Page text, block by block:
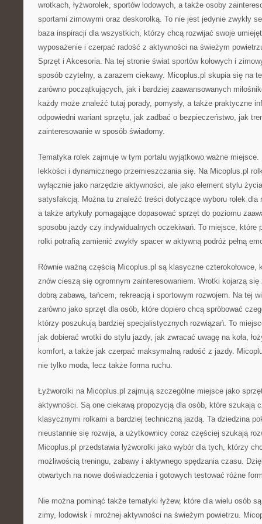
wrotkach, łyżworolek, sportów lodowych, a także osoby
sportami zimowymi oraz deskorolką. To nie jest jedynie zwykły
baza inspiracji dla wszystkich, którzy chcą rozwijać swoje
wyposażenie i czerpać radość z aktywności na świeżym
Sprzęt i Akcesoria. Na tej stronie świat sportów kołowych i
sposób czytelny, a zarazem ciekawy. Micoplus.pl skupia się na
zarówno początkujących, jak i bardziej zaawansowanych
każdy może znaleźć tutaj porady, pomysły, a także praktyczne
odpowiedni wariant sprzętu, jak zadbać o bezpieczeństwo, jak
zainteresowanie w sposób świadomy.
Tematyka rolek zajmuje w tym portalu wyjątkowo ważne
lekkości i dynamicznego przemieszczania się. Na Micoplus.pl
wyłącznie jako narzędzie aktywności, ale jako element stylu
satysfakcją. Można tu znaleźć treści dotyczące wyboru rolek dla
a także artykuły pomagające dopasować sprzęt do poziomu
sposobu jazdy czy indywidualnych oczekiwań. To miejsce, które
rolki potrafią zamienić zwykły spacer w aktywną podróż pełną
Równie ważną częścią Micoplus.pl są klasyczne czterokołowce,
znów cieszą się ogromnym zainteresowaniem. Wrotki kojarzą
dobrą zabawą, tańcem, rekreacją i sportowym rozwojem. Na tej
zarówno jako sprzęt dla osób, które dopiero chcą spróbować
którzy poszukują bardziej specjalistycznych rozwiązań. To
jak dobierać wrotki do stylu jazdy, jak zwracać uwagę na koła,
komfort, a także jak czerpać maksymalną radość z jazdy.
nie tylko moda, lecz także forma ruchu.
Łyżworolki na Micoplus.pl zajmują szczególne miejsce jako
aktywności. Są one ciekawą propozycją dla osób, które szukają
klasycznymi rolkami a bardziej techniczną jazdą. Ta dziedzina
nieustannie się rozwija, a użytkownicy coraz częściej szukają
Micoplus.pl przedstawia łyżworolki jako wybór dla tych, którzy
możliwością treningu, zabawy i aktywnego spędzania czasu.
otwartych na nowe doświadczenia i gotowych testować różne
Nie można pominąć także tematyki łyżew, które dla wielu osób
zimy, lodowisk i mroźnej aktywności na świeżym powietrzu.